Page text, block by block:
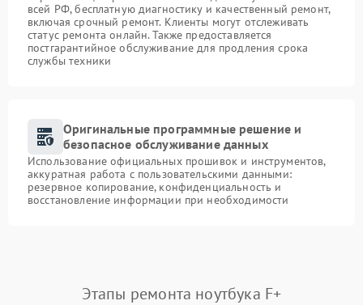
всей РФ, бесплатную диагностику и качественный ремонт,
включая срочный ремонт. Клиенты могут отслеживать
статус ремонта онлайн. Также предоставляется
постгарантийное обслуживание для продления срока
службы техники
Оригинальные программные решение и
безопасное обслуживание данных
Использование официальных прошивок и инструментов,
аккуратная работа с пользовательскими данными:
резервное копирование, конфиденциальность и
восстановление информации при необходимости
Этапы ремонта ноутбука F+